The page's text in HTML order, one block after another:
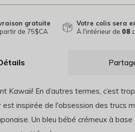
gratuite
de 75$CA
Votre colis sera
À l'intérieur de 08
Kawaii! En d’autres termes, c’est
est inspirée de l'obsession des trucs
Un bleu bébé crémeux à base